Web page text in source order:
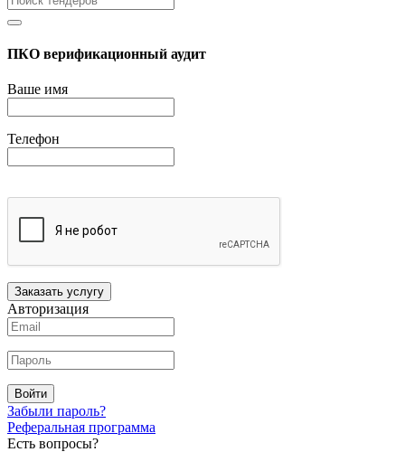
ПКО верификационный аудит
Ваше имя
Телефон
Заказать услугу
Авторизация
Войти
Забыли пароль?
Реферальная программа
Есть вопросы?